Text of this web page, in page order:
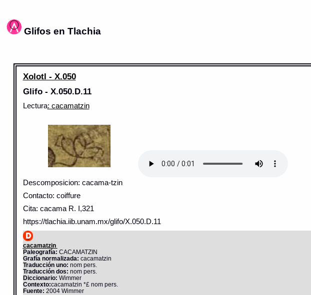
Glifos en Tlachia
Xolotl - X.050
Glifo - X.050.D.11
Lectura: cacamatzin
Descomposicion: cacama-tzin
Contacto: coiffure
Cita: cacama R. I,321
https://tlachia.iib.unam.mx/glifo/X.050.D.11
cacamatzin
Paleografía: CACAMATZIN
Grafía normalizada: cacamatzin
Traducción uno: nom pers.
Traducción dos: nom pers.
Diccionario: Wimmer
Contexto:cacamatzin *£ nom pers.
Fuente: 2004 Wimmer